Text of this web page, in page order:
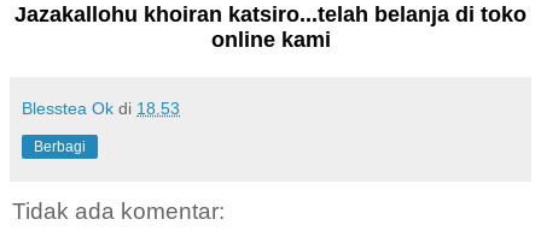
Jazakallohu khoiran katsiro...telah belanja di toko
online kami
Blesstea Ok di 18.53
Berbagi
Tidak ada komentar: